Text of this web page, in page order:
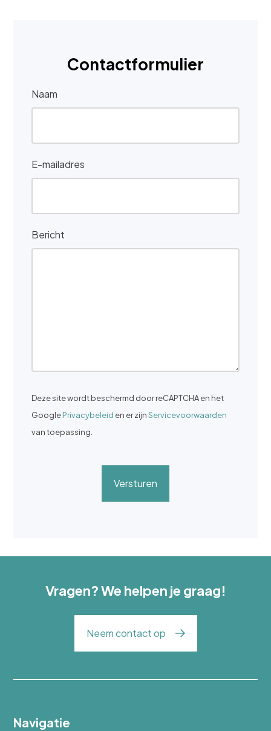
Contactformulier
Naam
E-mailadres
Bericht
Deze site wordt beschermd door reCAPTCHA en het
GooglePrivacybeleid en er zijnServicevoorwaarden
van toepassing.
Versturen
Vragen? We helpen je graag!
Neem contact op
Navigatie